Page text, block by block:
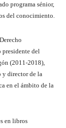
programa sénior,
del conocimiento.
presidente del
(2011-2018),
y director de la
en el ámbito de la
en libros